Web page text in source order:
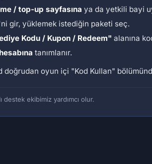
/ top-up sayfasına ya da yetkili bayi
gir, yüklemek istediğin paketi seç.
Kodu / Kupon / Redeem" alanına
tanımlanır.
doğrudan oyun içi "Kod Kullan"
destek ekibimiz yardımcı olur.